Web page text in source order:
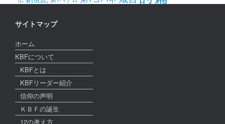
サイトマップ
ホーム
KBFについて
KBFとは
KBFリーダー紹介
信仰の声明
ＫＢＦの誕生
12の考え方